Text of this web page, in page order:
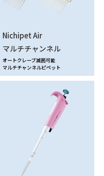
Nichipet Air
マルチチャンネル
オートクレーブ滅菌可能
マルチチャンネルピペット